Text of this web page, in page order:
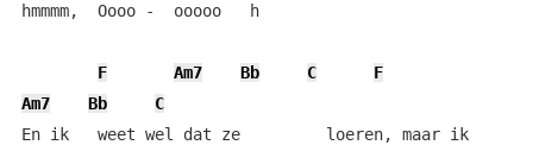
hmmmm,  Oooo -  ooooo   h
F Am7 Bb C
F
Am7
Bb
C
En ik   weet wel dat ze         loeren, maar ik